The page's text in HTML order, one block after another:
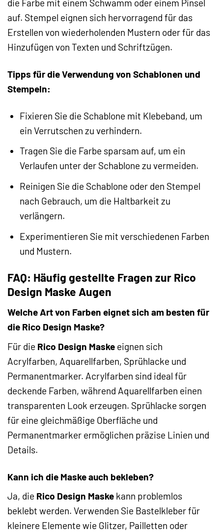
die Farbe mit einem Schwamm oder einem Pinsel
auf. Stempel eignen sich hervorragend für das
Erstellen von wiederholenden Mustern oder für das
Hinzufügen von Texten und Schriftzügen.
Tipps für die Verwendung von Schablonen und
Stempeln:
Fixieren Sie die Schablone mit Klebeband, um
ein Verrutschen zu verhindern.
Tragen Sie die Farbe sparsam auf, um ein
Verlaufen unter der Schablone zu vermeiden.
Reinigen Sie die Schablone oder den Stempel
nach Gebrauch, um die Haltbarkeit zu
verlängern.
Experimentieren Sie mit verschiedenen Farben
und Mustern.
FAQ: Häufig gestellte Fragen zur Rico
Design Maske Augen
Welche Art von Farben eignet sich am besten für
die Rico Design Maske?
Für die Rico Design Maske eignen sich
Acrylfarben, Aquarellfarben, Sprühlacke und
Permanentmarker. Acrylfarben sind ideal für
deckende Farben, während Aquarellfarben einen
transparenten Look erzeugen. Sprühlacke sorgen
für eine gleichmäßige Oberfläche und
Permanentmarker ermöglichen präzise Linien und
Details.
Kann ich die Maske auch bekleben?
Ja, die Rico Design Maske kann problemlos
beklebt werden. Verwenden Sie Bastelkleber für
kleinere Elemente wie Glitzer, Pailletten oder